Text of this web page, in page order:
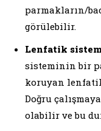
parmakların/
görülebilir.
Lenfatik
sisteminin bir
koruyan
Doğru
olabilir ve bu